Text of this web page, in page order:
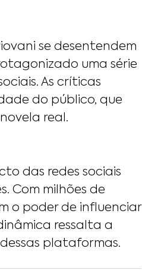
se desentendem
uma série
As críticas
do público, que
real.
das redes sociais
Com milhões de
o poder de influenciar
ressalta a
plataformas.